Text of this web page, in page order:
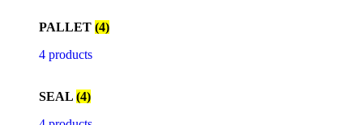
PALLET (4)
4 products
SEAL (4)